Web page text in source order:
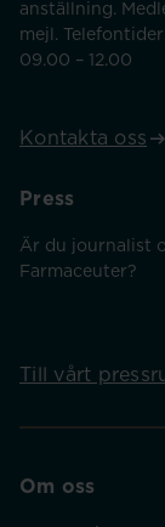
anställning.
mejl.
09.00 – 12.00
Kontakta oss
Press
Är du journalist
Farmaceuter?
Till vårt
Om oss